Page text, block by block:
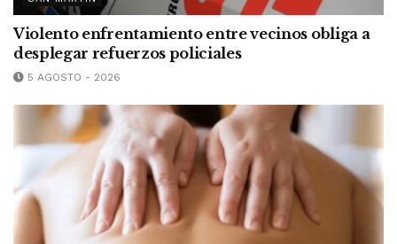
Violento enfrentamiento entre vecinos obliga a
desplegar refuerzos policiales
5 AGOSTO - 2026